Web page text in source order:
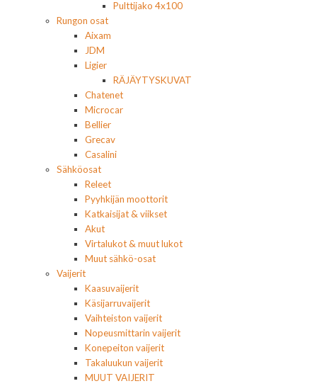
Pulttijako 4x100
Rungon osat
Aixam
JDM
Ligier
RÄJÄYTYSKUVAT
Chatenet
Microcar
Bellier
Grecav
Casalini
Sähköosat
Releet
Pyyhkijän moottorit
Katkaisijat & viikset
Akut
Virtalukot & muut lukot
Muut sähkö-osat
Vaijerit
Kaasuvaijerit
Käsijarruvaijerit
Vaihteiston vaijerit
Nopeusmittarin vaijerit
Konepeiton vaijerit
Takaluukun vaijerit
MUUT VAIJERIT